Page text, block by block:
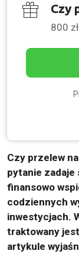
Czy
800 zł
Czy przelew
pytanie zadaje
finansowo
codziennych
inwestycjach.
traktowany
artykule